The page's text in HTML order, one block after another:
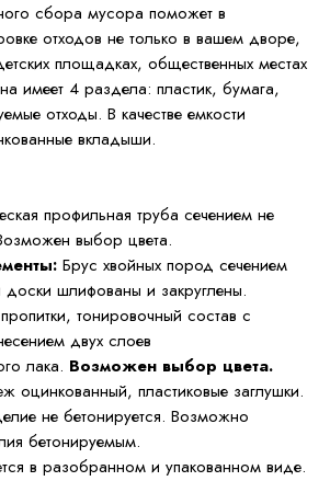
сбора мусора поможет в
отходов не только в вашем дворе,
площадках, общественных местах
имеет 4 раздела: пластик, бумага,
отходы. В качестве емкости
вкладыши.
профильная труба сечением не
выбор цвета.
Брус хвойных пород сечением
шлифованы и закруглены.
тонировочный состав с
двух слоев
лака. Возможен выбор цвета.
оцинкованный, пластиковые заглушки.
не бетонируется. Возможно
бетонируемым.
в разобранном и упакованном виде.